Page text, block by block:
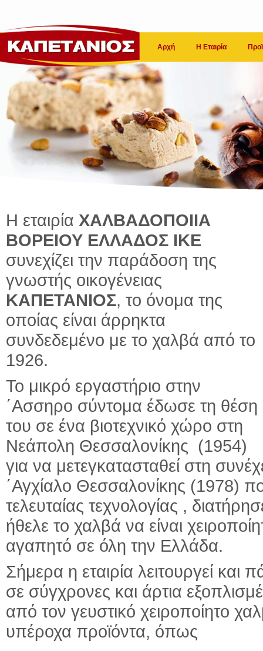
Αρχή Η Εταιρία
Η εταιρία ΧΑΛΒΑΔΟΠΟΙΙΑ
ΒΟΡΕΙΟΥ ΕΛΛΑΔΟΣ ΙΚΕ
συνεχίζει την παράδοση της
γνωστής οικογένειας
ΚΑΠΕΤΑΝΙΟΣ, το όνομα της
οποίας είναι άρρηκτα
συνδεδεμένο με το χαλβά από το
1926.
Το μικρό εργαστήριο στην
΄Ασσηρο σύντομα έδωσε τη θέση
του σε ένα βιοτεχνικό χώρο στη
Νεάπολη Θεσσαλονίκης (1954)
για να μετεγκατασταθεί στη
΄Αγχίαλο Θεσσαλονίκης (1978)
τελευταίας τεχνολογίας ,
ήθελε το χαλβά να είναι
αγαπητό σε όλη την Ελλάδα.
Σήμερα η εταιρία λειτουργεί και
σε σύγχρονες και άρτια
από τον γευστικό χειροποίητο
υπέροχα προϊόντα, όπως